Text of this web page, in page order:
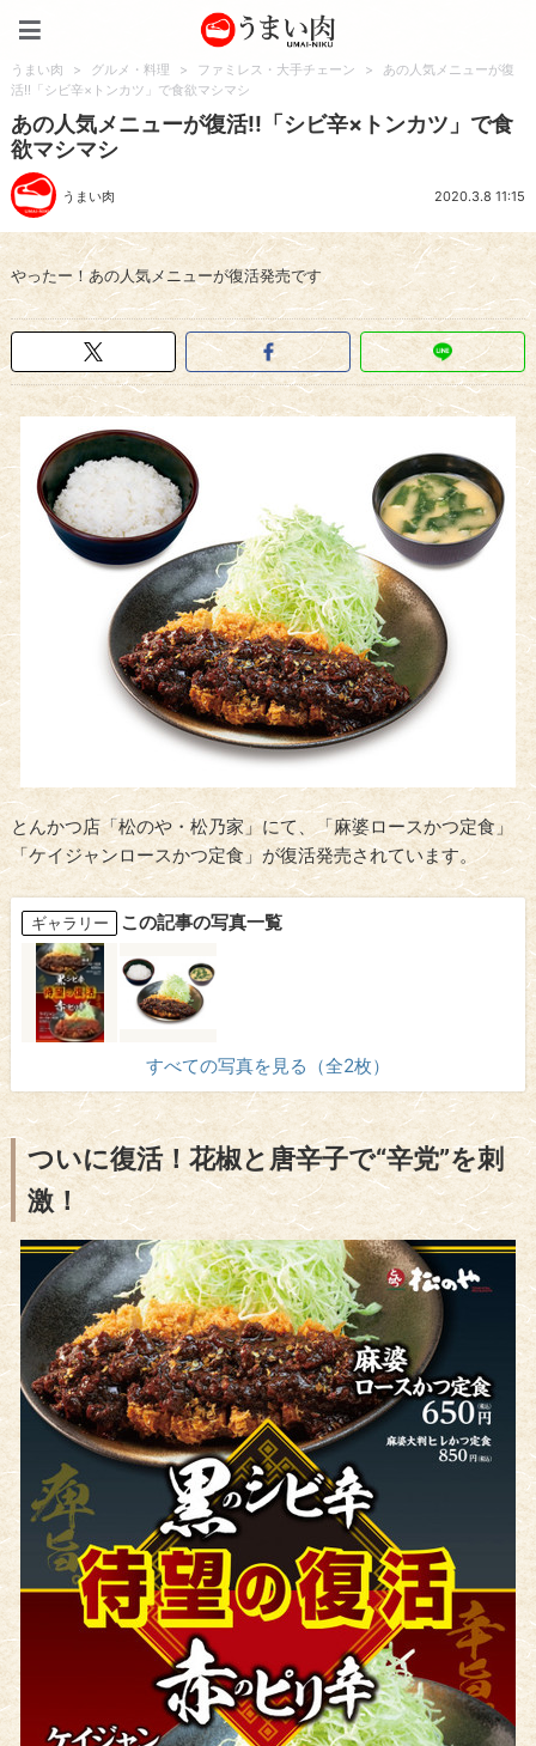
うまい肉 > グルメ・料理 > ファミレス・大手チェーン >
あの人気メニューが復
活!!「シビ辛×トンカツ」で食欲マシマシ
あの人気メニューが復活!!「シビ辛×トンカツ」で食
欲マシマシ
うまい肉 2020.3.8 11:15
やったー！あの人気メニューが復活発売です
とんかつ店「松のや・松乃家」にて、「麻婆ロースかつ定食」
「ケイジャンロースかつ定食」が復活発売されています。
ギャラリー この記事の写真一覧
すべての写真を見る（全2枚）
ついに復活！花椒と唐辛子で“辛党”を刺
激！